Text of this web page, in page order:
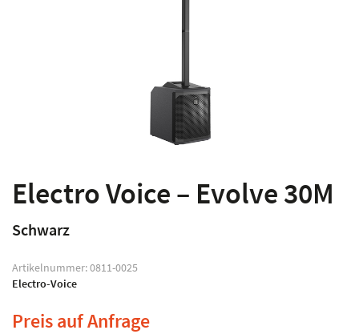
Electro Voice – Evolve 30M
Schwarz
Artikelnummer:0811-0025
Electro-Voice
Preis auf Anfrage